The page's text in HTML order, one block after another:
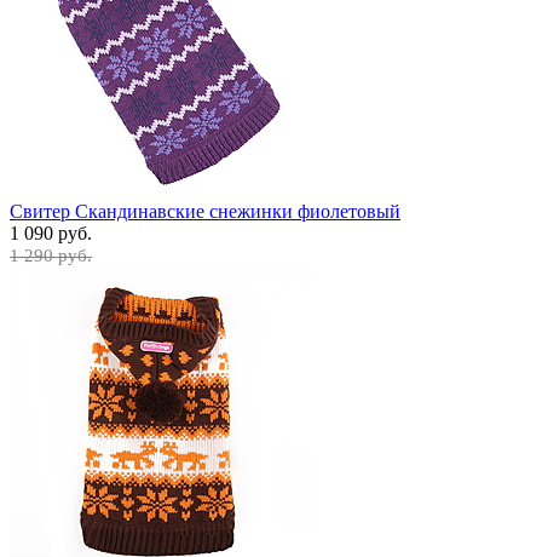
Свитер Скандинавские снежинки фиолетовый
1 090 руб.
1 290 руб.